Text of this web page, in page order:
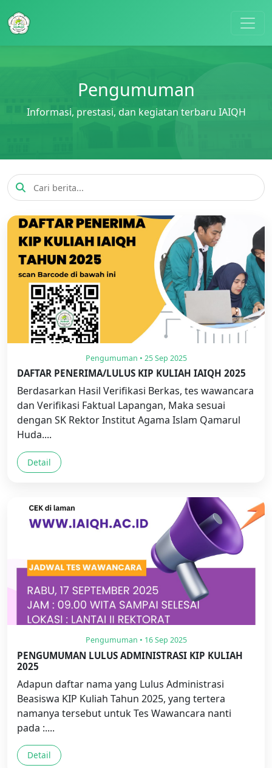
Pengumuman
Informasi, prestasi, dan kegiatan terbaru IAIQH
Pengumuman • 25 Sep 2025
DAFTAR PENERIMA/LULUS KIP KULIAH IAIQH 2025
Berdasarkan Hasil Verifikasi Berkas, tes wawancara
dan Verifikasi Faktual Lapangan, Maka sesuai
dengan SK Rektor Institut Agama Islam Qamarul
Huda....
Detail
Pengumuman • 16 Sep 2025
PENGUMUMAN LULUS ADMINISTRASI KIP KULIAH
2025
Adapun daftar nama yang Lulus Administrasi
Beasiswa KIP Kuliah Tahun 2025, yang tertera
namanya tersebut untuk Tes Wawancara nanti
pada :....
Detail